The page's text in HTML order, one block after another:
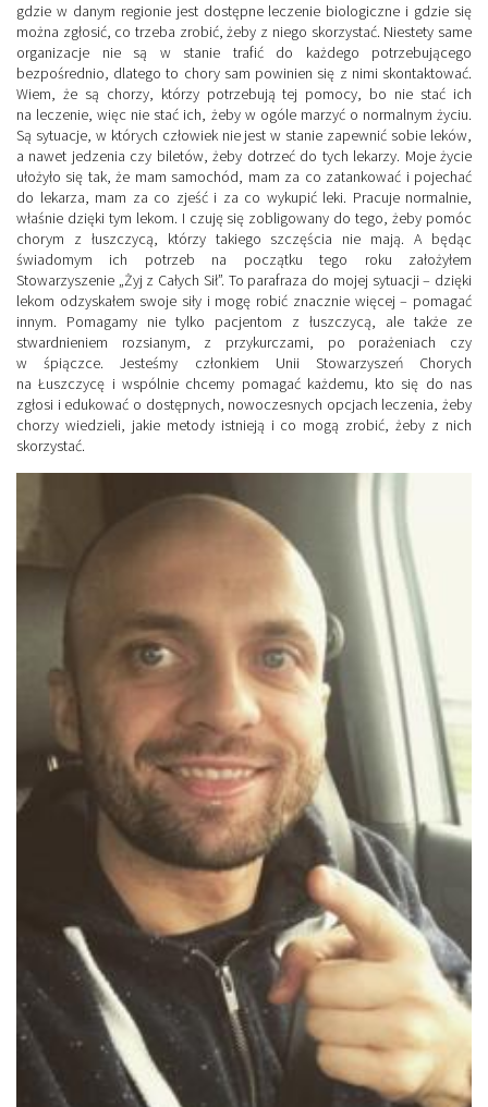
gdzie w danym regionie jest dostępne leczenie biologiczne i gdzie się
można zgłosić, co trzeba zrobić, żeby z niego skorzystać. Niestety same
organizacje nie są w stanie trafić do każdego potrzebującego
bezpośrednio, dlatego to chory sam powinien się z nimi skontaktować.
Wiem, że są chorzy, którzy potrzebują tej pomocy, bo nie stać ich
na leczenie, więc nie stać ich, żeby w ogóle marzyć o normalnym życiu.
Są sytuacje, w których człowiek nie jest w stanie zapewnić sobie leków,
a nawet jedzenia czy biletów, żeby dotrzeć do tych lekarzy. Moje życie
ułożyło się tak, że mam samochód, mam za co zatankować i pojechać
do lekarza, mam za co zjeść i za co wykupić leki. Pracuje normalnie,
właśnie dzięki tym lekom. I czuję się zobligowany do tego, żeby pomóc
chorym z łuszczycą, którzy takiego szczęścia nie mają. A będąc
świadomym ich potrzeb na początku tego roku założyłem
Stowarzyszenie „Żyj z Całych Sił”. To parafraza do mojej sytuacji – dzięki
lekom odzyskałem swoje siły i mogę robić znacznie więcej – pomagać
innym. Pomagamy nie tylko pacjentom z łuszczycą, ale także ze
stwardnieniem rozsianym, z przykurczami, po porażeniach czy
w śpiączce. Jesteśmy członkiem Unii Stowarzyszeń Chorych
na Łuszczycę i wspólnie chcemy pomagać każdemu, kto się do nas
zgłosi i edukować o dostępnych, nowoczesnych opcjach leczenia, żeby
chorzy wiedzieli, jakie metody istnieją i co mogą zrobić, żeby z nich
skorzystać.